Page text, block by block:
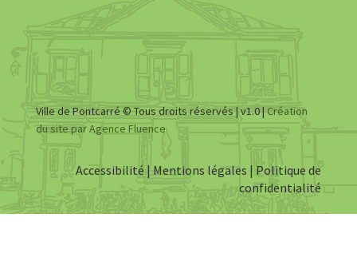
Ville de Pontcarré © Tous droits réservés | v1.0 | Création
du site par Agence Fluence
Accessibilité | Mentions légales | Politique de
confidentialité